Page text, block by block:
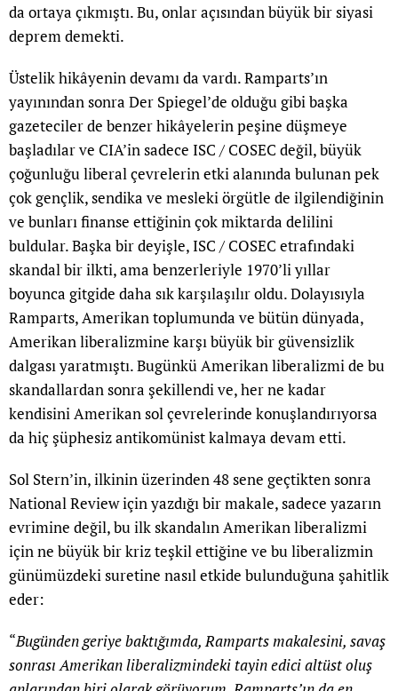
da ortaya çıkmıştı. Bu, onlar açısından büyük bir siyasi
deprem demekti.
Üstelik hikâyenin devamı da vardı. Ramparts’ın
yayınından sonra Der Spiegel’de olduğu gibi başka
gazeteciler de benzer hikâyelerin peşine düşmeye
başladılar ve CIA’in sadece ISC / COSEC değil, büyük
çoğunluğu liberal çevrelerin etki alanında bulunan pek
çok gençlik, sendika ve mesleki örgütle de ilgilendiğinin
ve bunları finanse ettiğinin çok miktarda delilini
buldular. Başka bir deyişle, ISC / COSEC etrafındaki
skandal bir ilkti, ama benzerleriyle 1970’li yıllar
boyunca gitgide daha sık karşılaşılır oldu. Dolayısıyla
Ramparts, Amerikan toplumunda ve bütün dünyada,
Amerikan liberalizmine karşı büyük bir güvensizlik
dalgası yaratmıştı. Bugünkü Amerikan liberalizmi de bu
skandallardan sonra şekillendi ve, her ne kadar
kendisini Amerikan sol çevrelerinde konuşlandırıyorsa
da hiç şüphesiz antikomünist kalmaya devam etti.
Sol Stern’in, ilkinin üzerinden 48 sene geçtikten sonra
National Review için yazdığı bir makale, sadece yazarın
evrimine değil, bu ilk skandalın Amerikan liberalizmi
için ne büyük bir kriz teşkil ettiğine ve bu liberalizmin
günümüzdeki suretine nasıl etkide bulunduğuna şahitlik
eder:
“Bugünden geriye baktığımda, Ramparts makalesini, savaş
sonrası Amerikan liberalizmindeki tayin edici altüst oluş